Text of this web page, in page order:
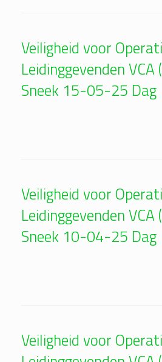
Veiligheid voor
Leidinggevenden VCA
Sneek 15-05-25 Dag
Veiligheid voor
Leidinggevenden VCA
Sneek 10-04-25 Dag
Veiligheid voor